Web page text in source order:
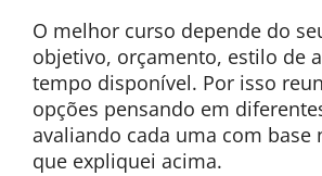
O melhor curso depende do
objetivo, orçamento, estilo de
tempo disponível. Por isso
opções pensando em
avaliando cada uma com base
que expliquei acima.